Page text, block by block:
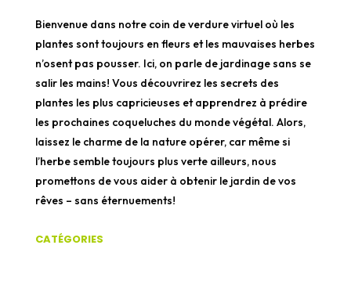
Bienvenue dans notre coin de verdure virtuel où les
plantes sont toujours en fleurs et les mauvaises herbes
n’osent pas pousser. Ici, on parle de jardinage sans se
salir les mains! Vous découvrirez les secrets des
plantes les plus capricieuses et apprendrez à prédire
les prochaines coqueluches du monde végétal. Alors,
laissez le charme de la nature opérer, car même si
l’herbe semble toujours plus verte ailleurs, nous
promettons de vous aider à obtenir le jardin de vos
rêves – sans éternuements!
CATÉGORIES